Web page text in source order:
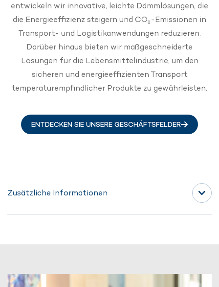
entwickeln wir innovative, leichte Dämmlösungen, die
die Energieeffizienz steigern und CO₂-Emissionen in
Transport- und Logistikanwendungen reduzieren.
Darüber hinaus bieten wir maßgeschneiderte
Lösungen für die Lebensmittelindustrie, um den
sicheren und energieeffizienten Transport
temperaturempfindlicher Produkte zu gewährleisten.
ENTDECKEN SIE UNSERE GESCHÄFTSFELDER
Zusätzliche Informationen